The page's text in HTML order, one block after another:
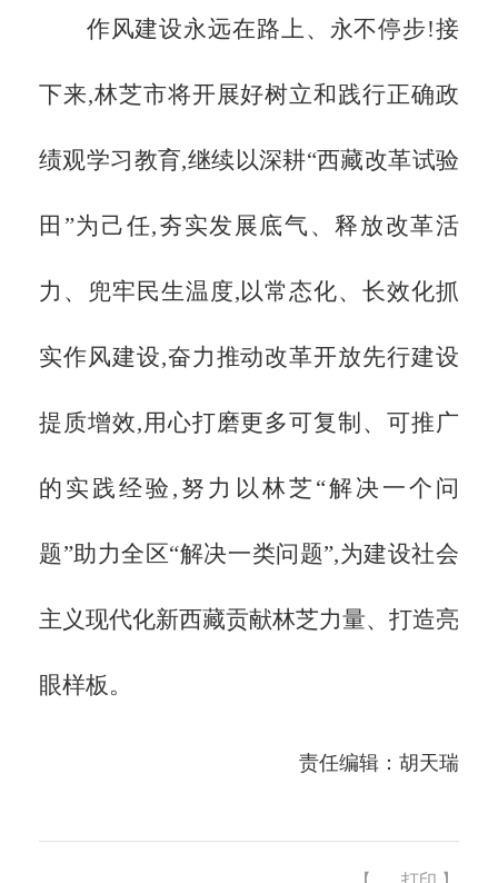
作风建设永远在路上、永不停步!接
下来,林芝市将开展好树立和践行正确政
绩观学习教育,继续以深耕“西藏改革试验
田”为己任,夯实发展底气、释放改革活
力、兜牢民生温度,以常态化、长效化抓
实作风建设,奋力推动改革开放先行建设
提质增效,用心打磨更多可复制、可推广
的实践经验,努力以林芝“解决一个问
题”助力全区“解决一类问题”,为建设社会
主义现代化新西藏贡献林芝力量、打造亮
眼样板。
责任编辑：胡天瑞